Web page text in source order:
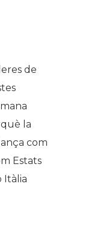
de
la
com
Estats
Itàlia